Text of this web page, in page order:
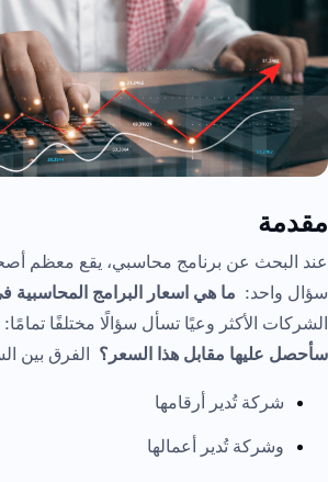
مقدمة
عند البحث عن برنامج محاسبي، يقع معظم
سؤال واحد: ما هي اسعار البرامج المحاسبية
الشركات الأكثر وعيًا تسأل سؤالًا مختلفًا تمامًا:
سأحصل عليها مقابل هذا السعر؟ الفرق بين
شركة تُدير أرقامها
وشركة تُدير أعمالها